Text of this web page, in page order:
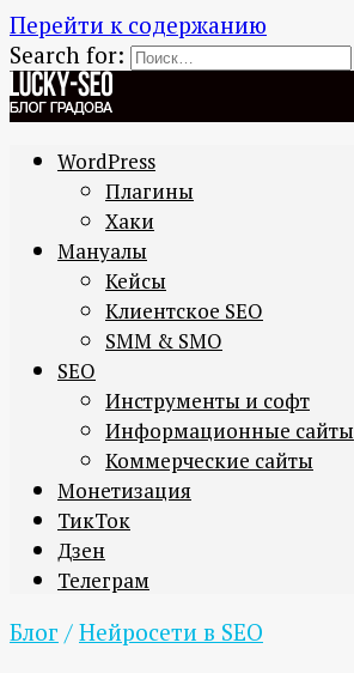
Перейти к содержанию
Search for:
WordPress
Плагины
Хаки
Мануалы
Кейсы
Клиентское SEO
SMM & SMO
SEO
Инструменты и софт
Информационные сайты
Коммерческие сайты
Монетизация
ТикТок
Дзен
Телеграм
Блог / Нейросети в SEO